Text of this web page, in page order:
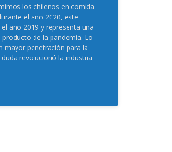
los chilenos en comida
el año 2020, este
año 2019 y representa una
de la pandemia. Lo
mayor penetración para la
revolucionó la industria